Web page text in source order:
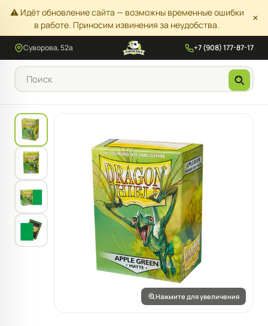
⚠️ Идёт обновление сайта — возможны временные ошибки
в работе. Приносим извинения за неудобства.
×
Суворова, 52а +7 (908) 177-87-17
Нажмите для увеличения